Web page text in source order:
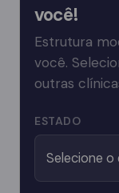
você!
Estrutura
você.
outras
ESTADO